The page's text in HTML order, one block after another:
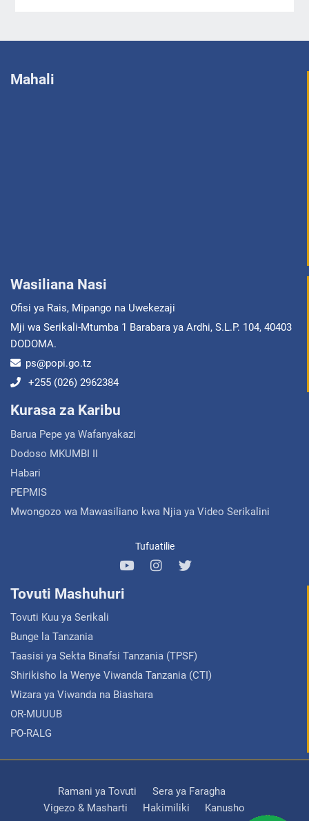
Mahali
Wasiliana Nasi
Ofisi ya Rais, Mipango na Uwekezaji
Mji wa Serikali-Mtumba 1 Barabara ya Ardhi, S.L.P. 104, 40403
DODOMA.
ps@popi.go.tz
+255 (026) 2962384
Kurasa za Karibu
Barua Pepe ya Wafanyakazi
Dodoso MKUMBI II
Habari
PEPMIS
Mwongozo wa Mawasiliano kwa Njia ya Video Serikalini
Tufuatilie
Tovuti Mashuhuri
Tovuti Kuu ya Serikali
Bunge la Tanzania
Taasisi ya Sekta Binafsi Tanzania (TPSF)
Shirikisho la Wenye Viwanda Tanzania (CTI)
Wizara ya Viwanda na Biashara
OR-MUUUB
PO-RALG
Ramani ya Tovuti
Sera ya Faragha
Vigezo & Masharti
Hakimiliki Kanusho